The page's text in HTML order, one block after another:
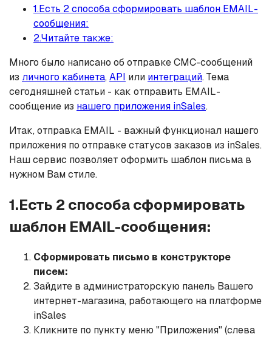
1.Есть 2 способа сформировать шаблон EMAIL-
сообщения:
2.Читайте также:
Много было написано об отправке СМС-сообщений
из личного кабинета, API или интеграций. Тема
сегодняшней статьи - как отправить EMAIL-
сообщение из нашего приложения inSales.
Итак, отправка EMAIL - важный функционал нашего
приложения по отправке статусов заказов из inSales.
Наш сервис позволяет оформить шаблон письма в
нужном Вам стиле.
1.Есть 2 способа сформировать
шаблон EMAIL-сообщения:
Сформировать письмо в конструкторе
писем:
Зайдите в администраторскую панель Вашего
интернет-магазина, работающего на платформе
inSales
Кликните по пункту меню "Приложения" (слева